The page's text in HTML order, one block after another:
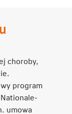
choroby,
program
umowa